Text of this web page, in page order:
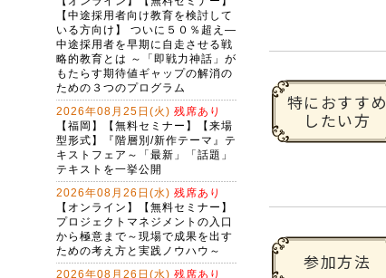
特におすすめ
したい方
参加方法